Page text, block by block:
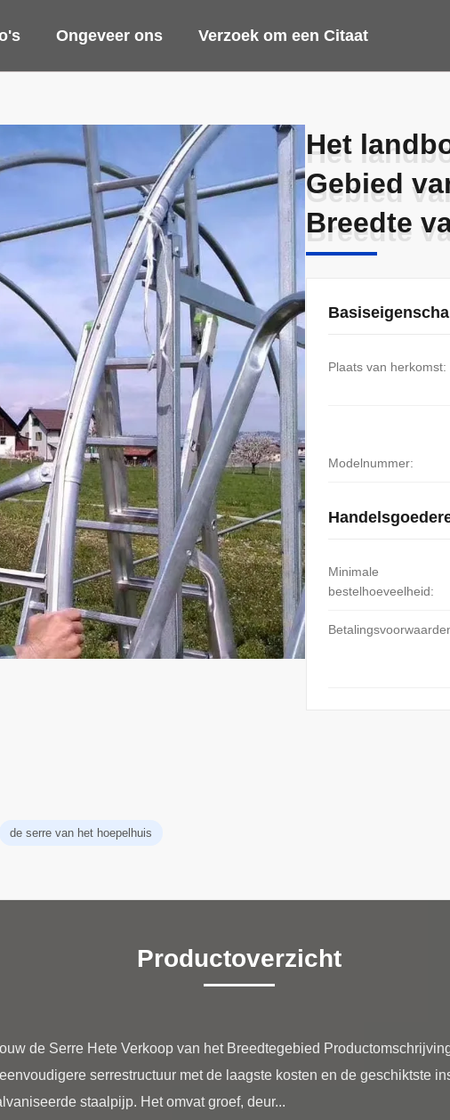
Ongeveer ons Verzoek om een Citaat
Het
Gebied
Breedte
Het
Gebied
Breedte
Plaats van herkomst:
Modelnummer:
Minimale
bestelhoeveelheid:
de serre van het hoepelhuis
Productoverzicht
de Serre Hete Verkoop van het Breedtegebied
serrestructuur met de laagste kosten en de geschiktste